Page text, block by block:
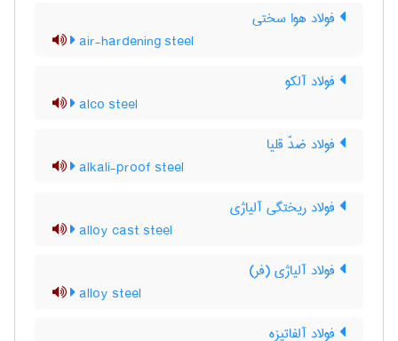
فولاد هوا سختی
air-hardening steel
فولاد آلکو
alco steel
فولاد ضدّ قلیا
alkali-proof steel
فولاد ریختگی آلیاژی
alloy cast steel
فولاد آلیاژی (فر)
alloy steel
فولاد آلفاتیزه